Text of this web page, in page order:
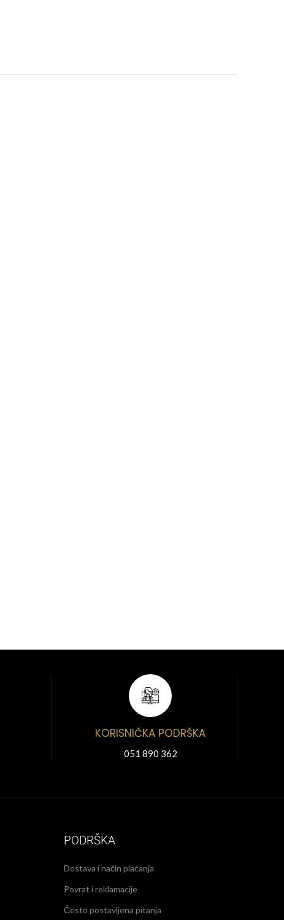
KORISNIČKA PODRŠKA
051 890 362
PODRŠKA
Dostava i način plaćanja
Povrat i reklamacije
Često postavljena pitanja